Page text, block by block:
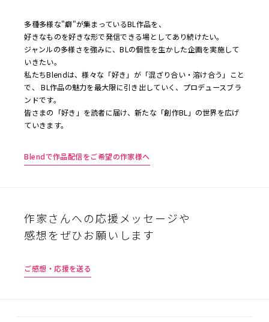
ー
シ
ン
多種多様な"癖"が集まっているBL作品を、
好きなものを好きな形で発信できる場としてあり続けたい。
ジャンルの多様さを強みに、BLの個性を生かした企画を実施して
いきたい。
私たちBlendは、様々な「好き」が「混ざり合い・溶け合う」こと
で、 BL作品の魅力を最大限に引き出していく、プロデュースブラ
ンドです。
皆さまの「好き」を読者に届け、新たな「創作BL」の世界を広げ
ていきます。
Blendで作品配信をご希望の作家様へ
作家さんへの応援メッセージや
感想をぜひお願いします
ご感想・応援を送る